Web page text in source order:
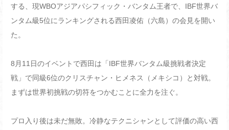
する、現WBOアジアパシフィック・バンタム王者で、IBF世界バ
ンタム級5位にランキングされる西田凌佑（六島）の会見を開い
た。
8月11日のイベントで西田は「IBF世界バンタム級挑戦者決定
戦」で同級6位のクリスチャン・ヒメネス（メキシコ）と対戦。
まずは世界初挑戦の切符をつかむことに全力を注ぐ。
プロ入り後は未だ無敗。冷静なテクニシャンとして評価の高い西